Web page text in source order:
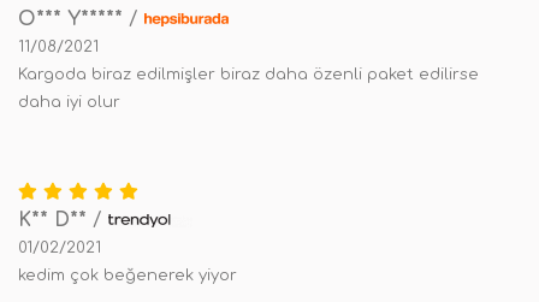
O*** Y***** /
11/08/2021
Kargoda biraz edilmişler biraz daha özenli paket edilirse
daha iyi olur
K** D** /
01/02/2021
kedim çok beğenerek yiyor